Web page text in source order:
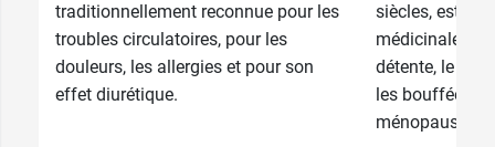
traditionnellement reconnue pour les
troubles circulatoires, pour les
douleurs, les allergies et pour son
effet diurétique.
siècles, est
médicinales
détente, le
les bouffées
ménopause.